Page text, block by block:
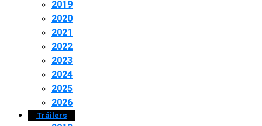
2019
2020
2021
2022
2023
2024
2025
2026
Tráilers